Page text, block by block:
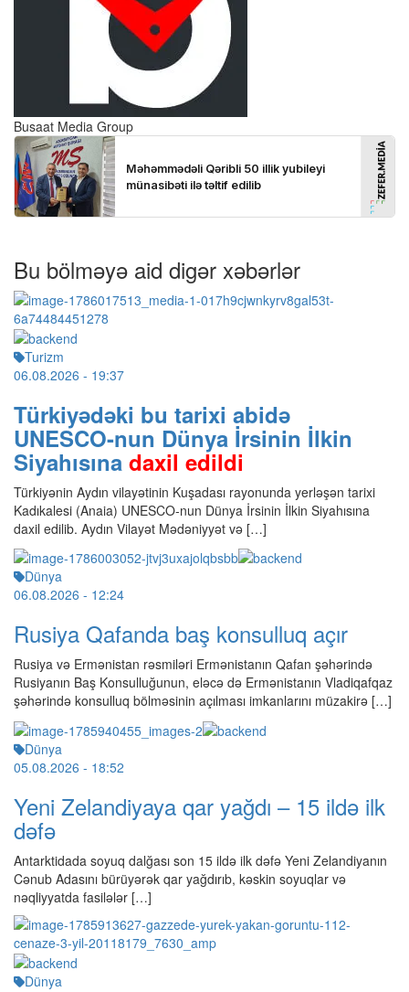
Busaat Media Group
Bu bölməyə aid digər xəbərlər
Turizm
06.08.2026 - 19:37
Türkiyədəki bu tarixi abidə
UNESCO-nun Dünya İrsinin İlkin
Siyahısına daxil edildi
Türkiyənin Aydın vilayətinin Kuşadası rayonunda yerləşən tarixi
Kadıkalesi (Anaia) UNESCO-nun Dünya İrsinin İlkin Siyahısına
daxil edilib. Aydın Vilayət Mədəniyyət və […]
Dünya
06.08.2026 - 12:24
Rusiya Qafanda baş konsulluq açır
Rusiya və Ermənistan rəsmiləri Ermənistanın Qafan şəhərində
Rusiyanın Baş Konsulluğunun, eləcə də Ermənistanın Vladiqafqaz
şəhərində konsulluq bölməsinin açılması imkanlarını müzakirə […]
Dünya
05.08.2026 - 18:52
Yeni Zelandiyaya qar yağdı – 15 ildə ilk
dəfə
Antarktidada soyuq dalğası son 15 ildə ilk dəfə Yeni Zelandiyanın
Cənub Adasını bürüyərək qar yağdırıb, kəskin soyuqlar və
nəqliyyatda fasilələr […]
Dünya